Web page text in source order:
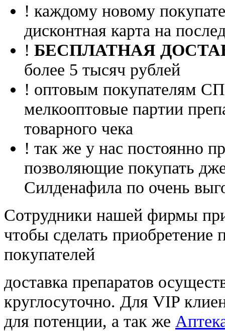
! каждому новому
дисконтная карта на
! БЕСПЛАТНАЯ
более 5 тысяч рублей
! оптовым покупателям
мелкооптовые партии
товарного чека
! так же у нас постоянно
позволяющие покупать
Силденафила по очень
Cотрудники нашей фирмы
чтобы сделать приобретение
покупателей
доставка препаратов
круглосуточно. Для VIP
для потенции, а так же